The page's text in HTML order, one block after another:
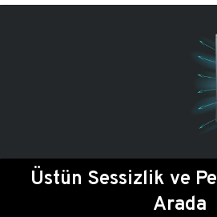
Üstün Sessizlik ve
Arada